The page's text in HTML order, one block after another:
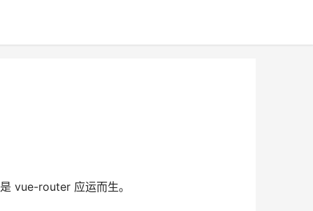
vue-router 应运而生。